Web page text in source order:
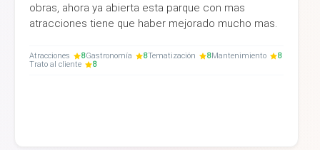
obras, ahora ya abierta esta parque con mas
atracciones tiene que haber mejorado mucho mas.
Atracciones 8Gastronomía 8Tematización 8Mantenimiento
8
Trato al cliente
8